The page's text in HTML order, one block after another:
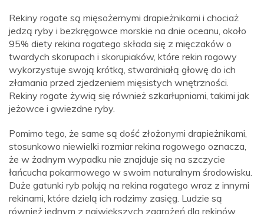
Rekiny rogate są mięsożernymi drapieżnikami i chociaż
jedzą ryby i bezkręgowce morskie na dnie oceanu, około
95% diety rekina rogatego składa się z mięczaków o
twardych skorupach i skorupiaków, które rekin rogowy
wykorzystuje swoją krótką, stwardniałą głowę do ich
złamania przed zjedzeniem mięsistych wnętrzności.
Rekiny rogate żywią się również szkarłupniami, takimi jak
jeżowce i gwiezdne ryby.
Pomimo tego, że same są dość złożonymi drapieżnikami,
stosunkowo niewielki rozmiar rekina rogowego oznacza,
że ​​w żadnym wypadku nie znajduje się na szczycie
łańcucha pokarmowego w swoim naturalnym środowisku.
Duże gatunki ryb polują na rekina rogatego wraz z innymi
rekinami, które dzielą ich rodzimy zasięg. Ludzie są
również jednym z największych zagrożeń dla rekinów